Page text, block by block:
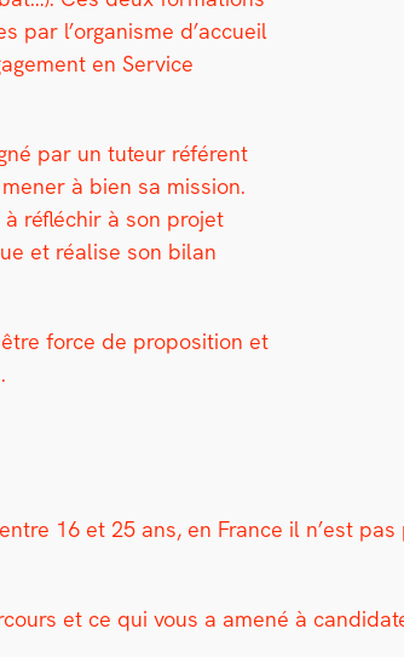
par l’or­gan­isme d’ac­cueil
en Ser­vice
par un tuteur référent
à bien sa mis­sion.
réfléchir à son pro­jet
et réalise son bilan
force de propo­si­tion et
16 et 25 ans, en France il n’est
et ce qui vous a amené à